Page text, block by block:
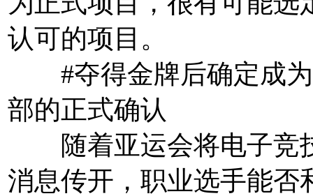
认可的项目。
#夺得金牌后确定成
部的正式确认
随着亚运会将电子竞
消息传开，职业选手能否